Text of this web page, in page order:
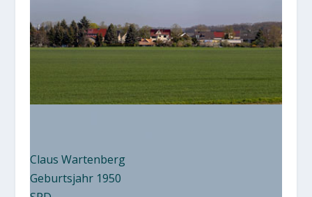
Claus Wartenberg
Geburtsjahr 1950